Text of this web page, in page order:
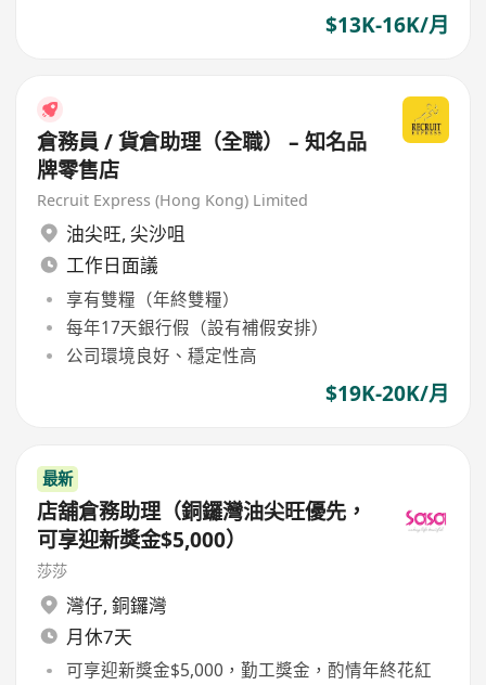
$13K-16K/月
倉務員 / 貨倉助理（全職） – 知名品
牌零售店
Recruit Express (Hong Kong) Limited
油尖旺, 尖沙咀
工作日面議
享有雙糧（年終雙糧）
每年17天銀行假（設有補假安排）
公司環境良好、穩定性高
$19K-20K/月
最新
店舖倉務助理（銅鑼灣油尖旺優先，
可享迎新獎金$5,000）
莎莎
灣仔, 銅鑼灣
月休7天
可享迎新獎金$5,000，勤工獎金，酌情年終花紅